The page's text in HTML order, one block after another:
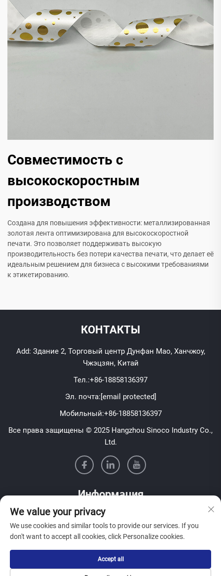
Совместимость с
высокоскоростным
производством
Создана для повышения эффективности: металлизированная
золотая лента оптимизирована для высокоскоростной
печати. Это позволяет поддерживать высокую
производительность без потери качества печати, что делает её
идеальным решением для бизнеса с высокими требованиями
к этикетированию.
КОНТАКТЫ
Add: Здание 2, Торговый центр Дунфан Мао, Ханчжоу,
Чжэцзян, Китай
Тел.:+86-18858136397
Эл. почта:[email protected]
Мобильный:+86-18858136397
Все права защищены © 2025 Hangzhou Sinoco Industry Co.,
Ltd.
Информация
Подпишитесь на нашу еженедельную рассылку
Отправить
We value your privacy
We use cookies and similar tools to provide our services. If you
don't want to accept all cookies, click Personalize cookies.
Accept all